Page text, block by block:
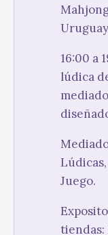
16:00 a
lúdica
Juego.
tiendas: